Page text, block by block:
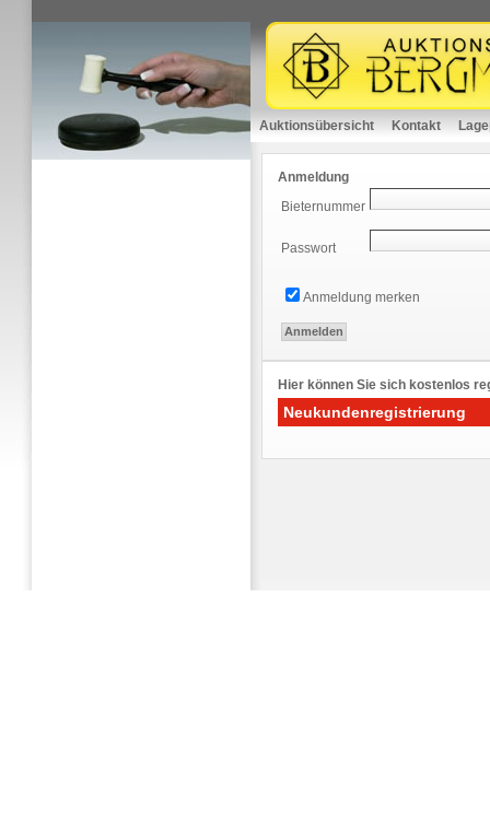
Auktionsübersicht Kontakt
Anmeldung
Bieternummer
Passwort
Anmeldung merken
Hier können Sie sich kostenlos
Neukundenregistrierung